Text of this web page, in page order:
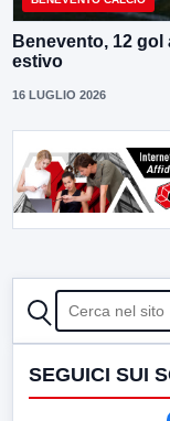
Benevento, 12 gol
estivo
16 LUGLIO 2026
CERCA
SEGUICI SUI